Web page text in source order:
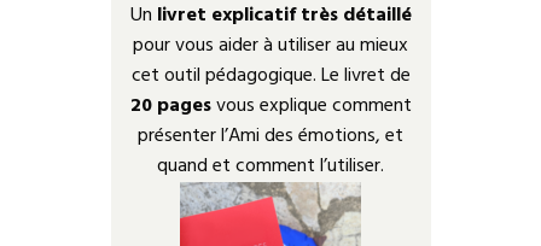
Un livret explicatif très détaillé
pour vous aider à utiliser au mieux
cet outil pédagogique. Le livret de
20 pagesvous explique comment
présenter l’Ami des émotions, et
quand et comment l’utiliser.